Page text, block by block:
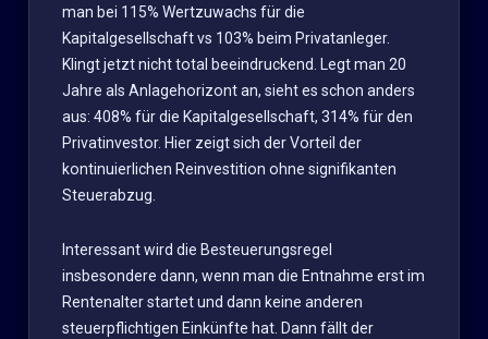
man bei 115% Wertzuwachs für die
Kapitalgesellschaft vs 103% beim Privatanleger.
Klingt jetzt nicht total beeindruckend. Legt man 20
Jahre als Anlagehorizont an, sieht es schon anders
aus: 408% für die Kapitalgesellschaft, 314% für den
Privatinvestor. Hier zeigt sich der Vorteil der
kontinuierlichen Reinvestition ohne signifikanten
Steuerabzug.
Interessant wird die Besteuerungsregel
insbesondere dann, wenn man die Entnahme erst im
Rentenalter startet und dann keine anderen
steuerpflichtigen Einkünfte hat. Dann fällt der